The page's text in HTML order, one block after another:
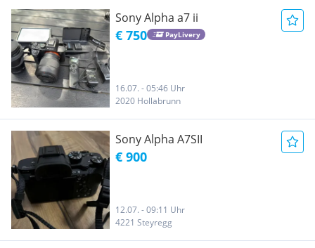
Sony Alpha a7 ii
€ 750 PayLivery
16.07. - 05:46 Uhr
2020 Hollabrunn
Sony Alpha A7SII
€ 900
12.07. - 09:11 Uhr
4221 Steyregg